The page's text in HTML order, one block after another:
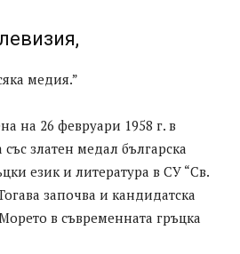
медия.”
на 26 февруари 1958 г. в
златен медал българска
език и литература в СУ “Св.
започва и кандидатска
в съвременната гръцка